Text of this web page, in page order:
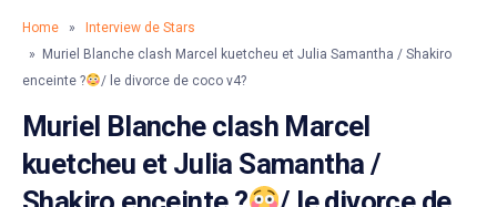
Home »
Interview de Stars
» Muriel Blanche clash Marcel kuetcheu et Julia Samantha / Shakiro
enceinte ?
/ le divorce de coco v4?
Muriel Blanche clash Marcel
kuetcheu et Julia Samantha /